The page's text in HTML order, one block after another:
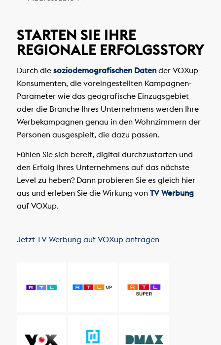
STARTEN SIE IHRE
REGIONALE ERFOLGSSTORY
Durch die soziodemografischen Datender VOXup-
Konsumenten, die voreingestellten Kampagnen-
Parameter wie das geografische Einzugsgebiet
oder die Branche Ihres Unternehmens werden Ihre
Werbekampagnen genau in den Wohnzimmern der
Personen ausgespielt, die dazu passen.
Fühlen Sie sich bereit, digital durchzustarten und
den Erfolg Ihres Unternehmens auf das nächste
Level zu heben? Dann probieren Sie es gleich hier
aus und erleben Sie die Wirkung von TV Werbung
auf VOXup.
Jetzt TV Werbung auf VOXup anfragen